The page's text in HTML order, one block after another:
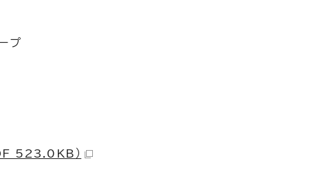
プ
523.0KB）